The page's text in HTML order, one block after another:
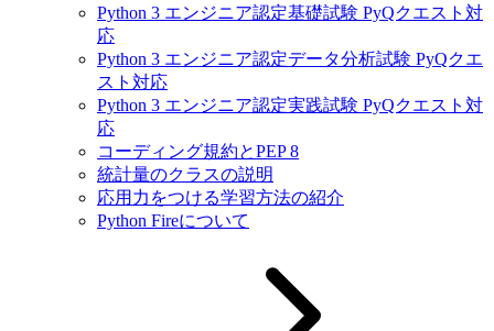
Python 3 エンジニア認定基礎試験 PyQクエスト対
応
Python 3 エンジニア認定データ分析試験 PyQクエ
スト対応
Python 3 エンジニア認定実践試験 PyQクエスト対
応
コーディング規約とPEP 8
統計量のクラスの説明
応用力をつける学習方法の紹介
Python Fireについて